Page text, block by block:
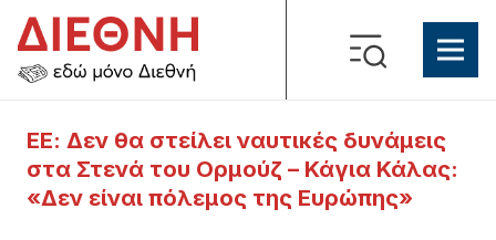
ΕΕ: Δεν θα στείλει ναυτικές δυνάμεις
στα Στενά του Ορμούζ – Κάγια Κάλας:
«Δεν είναι πόλεμος της Ευρώπης»